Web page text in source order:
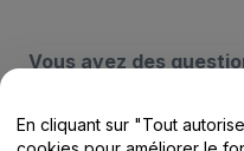
Vous avez des
Centre
En cliquant sur "Tout